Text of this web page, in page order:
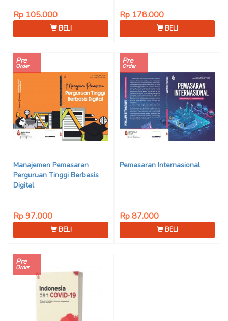
Rp 105.000
BELI
Rp 178.000
BELI
Pre
Order
Manajemen Pemasaran
Perguruan Tinggi Berbasis
Digital
Rp 97.000
BELI
Pre
Order
Pemasaran Internasional
Rp 87.000
BELI
Pre
Order